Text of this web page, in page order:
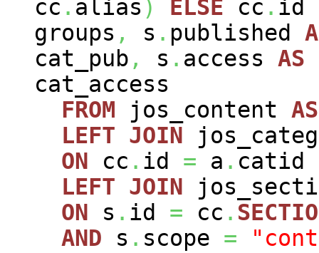
cc . alias ) ELSE cc . id
groups , s . published
cat_pub , s . access AS
cat_access
FROM jos_content AS
LEFT JOIN
ON cc . id = a . catid
LEFT JOIN
ON s . id = cc .
AND s . scope =